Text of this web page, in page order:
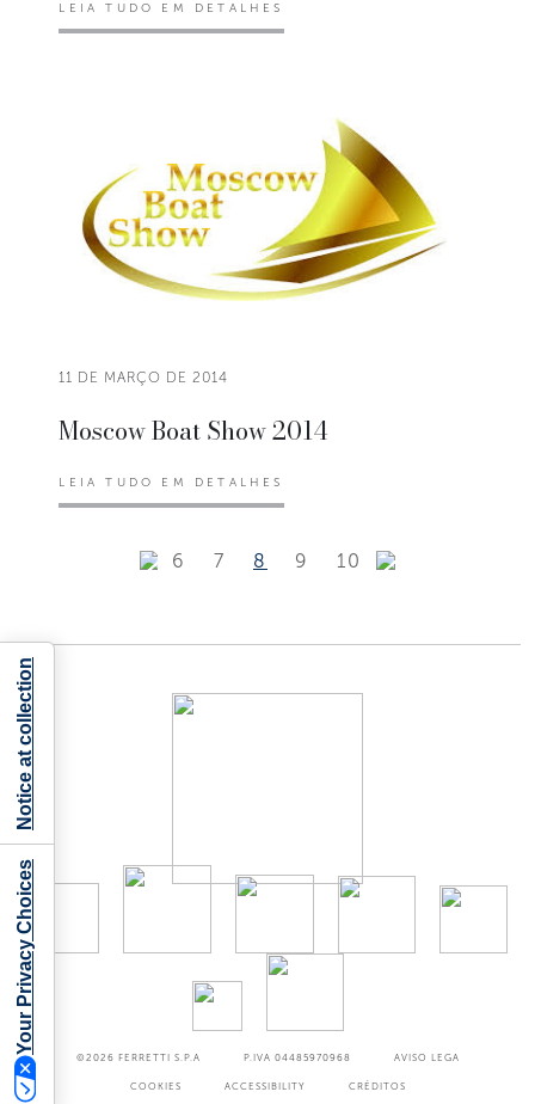
LEIA TUDO EM DETALHES
11 DE MARÇO DE 2014
Moscow Boat Show 2014
LEIA TUDO EM DETALHES
6 7 8 9 10
©2026 FERRETTI S.P.A P.IVA 04485970968 AVISO LEGA
COOKIES ACCESSIBILITY CRÉDITOS
Your Privacy Choices
Notice at collection